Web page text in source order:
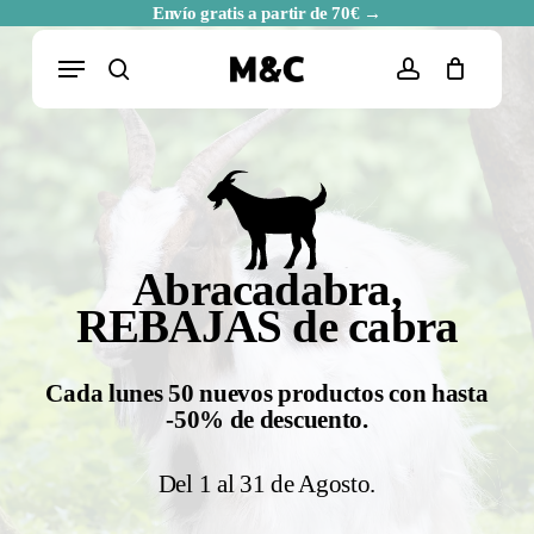
Envío gratis a partir de 70€ →
de
search account
Menu Cart
Close
Cart
Abracadabra,
REBAJAS de cabra
Cada lunes 50 nuevos productos con hasta
-50% de descuento.
Del 1 al 31 de Agosto.